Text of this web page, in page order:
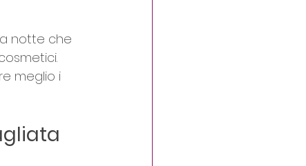
notte che
meglio i